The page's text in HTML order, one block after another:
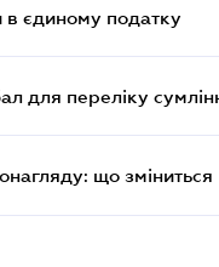
єдиному податку
для переліку
що зміниться